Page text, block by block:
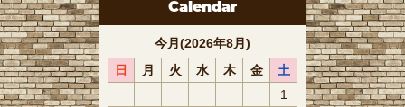
Calendar
今月(2026年8月)
日
月 火 水 木 金
土
1